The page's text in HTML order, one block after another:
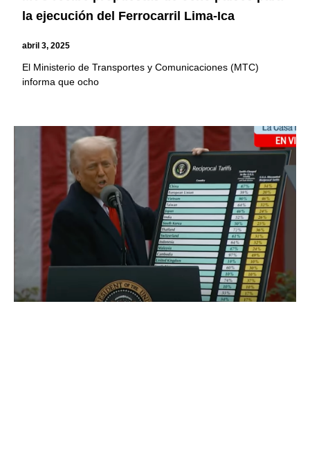
la ejecución del Ferrocarril Lima-Ica
abril 3, 2025
El Ministerio de Transportes y Comunicaciones (MTC)
informa que ocho